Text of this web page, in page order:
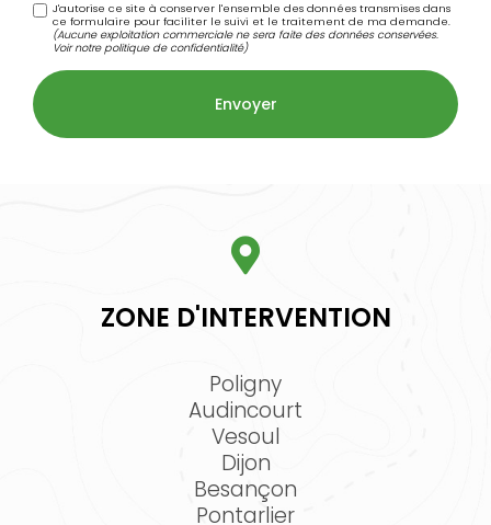
J'autorise ce site à conserver l'ensemble des données transmises dans
ce formulaire pour faciliter le suivi et le traitement de ma demande.
(Aucune exploitation commerciale ne sera faite des données conservées.
Voir notrepolitique de confidentialité)
ZONE D'INTERVENTION
Poligny
Audincourt
Vesoul
Dijon
Besançon
Pontarlier